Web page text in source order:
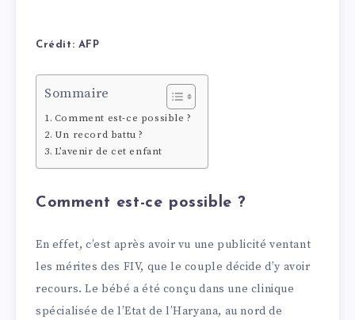
Crédit: AFP
Sommaire
Comment est-ce possible ?
Un record battu ?
L’avenir de cet enfant
Comment est-ce possible ?
En effet, c’est après avoir vu une publicité ventant
les mérites des FIV, que le couple décide d’y avoir
recours. Le bébé a été conçu dans une clinique
spécialisée de l’Etat de l’Haryana, au nord de